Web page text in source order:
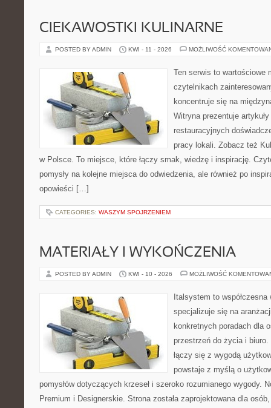
CIEKAWOSTKI KULINARNE
POSTED BY ADMIN KWI - 11 - 2026 MOŻLIWOŚĆ
Ten serwis to wartościowe
czytelnikach
koncentruje się na
Witryna prezentuje
restauracyjnych
pracy lokali. Zobacz też
w Polsce. To miejsce, które łączy smak, wiedzę i inspirację.
pomysły na kolejne miejsca do odwiedzenia, ale również po
opowieści […]
CATEGORIES: WASZYM SPOJRZENIEM
MATERIAŁY I WYKOŃCZENIA
POSTED BY ADMIN KWI - 10 - 2026 MOŻLIWOŚĆ
Italsystem to
specjalizuje się na
konkretnych poradach dla
przestrzeń do życia i
łączy się z wygodą
powstaje z myślą o
pomysłów dotyczących krzeseł i szeroko rozumianego wygody.
Premium i Designerskie. Strona została zaprojektowana dla